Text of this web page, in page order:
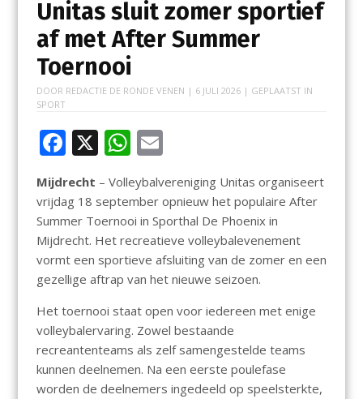
Unitas sluit zomer sportief
af met After Summer
Toernooi
DOOR REDACTIE DE RONDE VENEN | 6 JULI 2026| GEPLAATST IN
SPORT
F
ac
e
b
o
o
k
X W
h
at
s
A
p
p
E
ai
l
Mijdrecht – Volleybalvereniging Unitas organiseert
vrijdag 18 september opnieuw het populaire After
Summer Toernooi in Sporthal De Phoenix in
Mijdrecht. Het recreatieve volleybalevenement
vormt een sportieve afsluiting van de zomer en een
gezellige aftrap van het nieuwe seizoen.
Het toernooi staat open voor iedereen met enige
volleybalervaring. Zowel bestaande
recreantenteams als zelf samengestelde teams
kunnen deelnemen. Na een eerste poulefase
worden de deelnemers ingedeeld op speelsterkte,